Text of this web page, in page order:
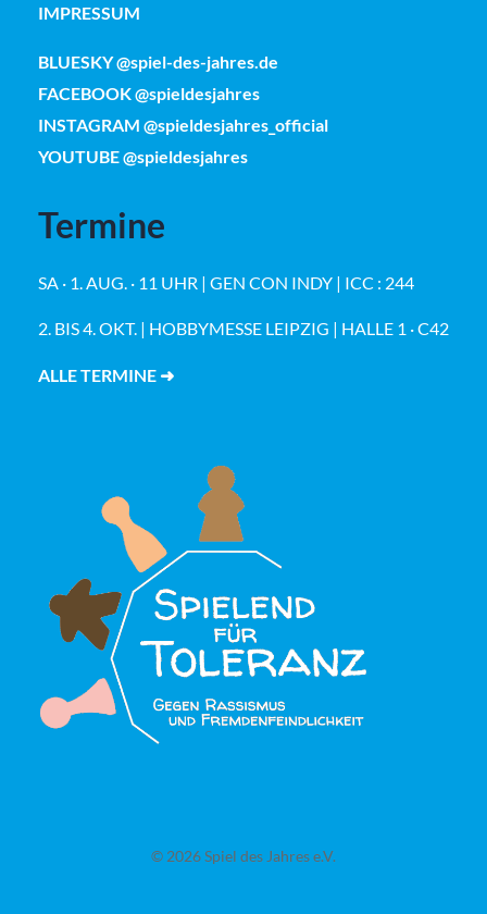
IMPRESSUM
BLUESKY @spiel-des-jahres.de
FACEBOOK @spieldesjahres
INSTAGRAM @spieldesjahres_official
YOUTUBE @spieldesjahres
Termine
SA · 1. AUG. · 11 UHR | GEN CON INDY | ICC : 244
2. BIS 4. OKT. | HOBBYMESSE LEIPZIG | HALLE 1 · C42
ALLE TERMINE ➜
© 2026 Spiel des Jahres e.V.